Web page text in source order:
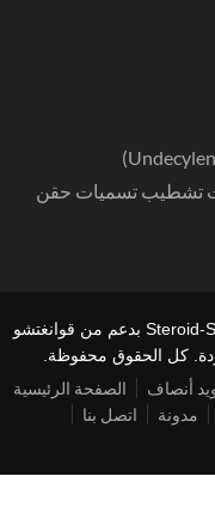
تشطيب تسميات حقن
حقوق النشر 2013 - 2018 Steroid-Sarms.Com بدعم من قوانغتشو
أنصاف
الصفحة الرئيسية
مدونة اتصل بنا